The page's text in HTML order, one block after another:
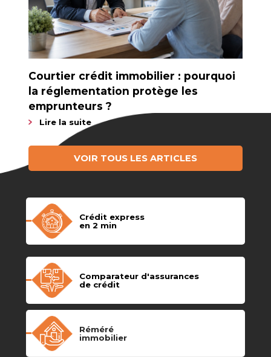
Courtier crédit immobilier : pourquoi
la réglementation protège les
emprunteurs ?
Lire la suite
VOIR TOUS LES ARTICLES
Crédit express
en 2 min
Comparateur d'assurances
de crédit
Réméré
immobilier